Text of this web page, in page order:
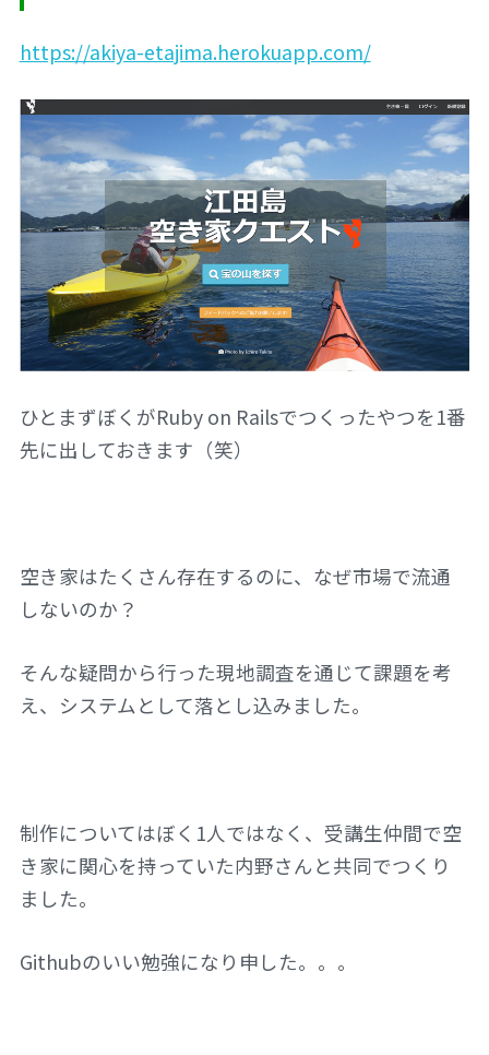
https://akiya-etajima.herokuapp.com/
ひとまずぼくがRuby on Railsでつくったやつを1番
先に出しておきます（笑）
空き家はたくさん存在するのに、なぜ市場で流通
しないのか？
そんな疑問から行った現地調査を通じて課題を考
え、システムとして落とし込みました。
制作についてはぼく1人ではなく、受講生仲間で空
き家に関心を持っていた内野さんと共同でつくり
ました。
Githubのいい勉強になり申した。。。